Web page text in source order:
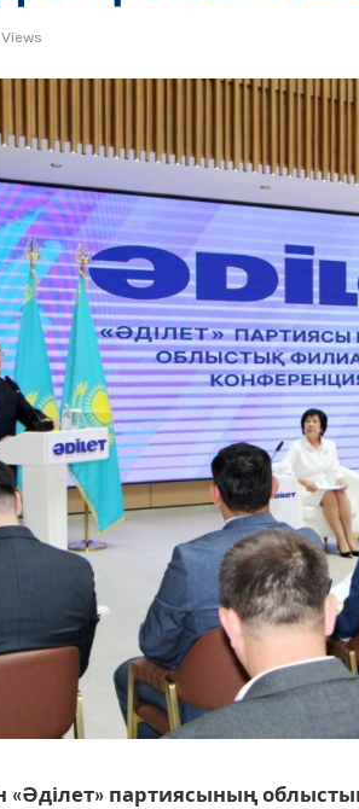
Views
«Әділет» партиясының